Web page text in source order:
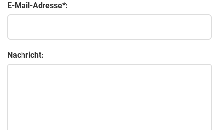
E-Mail-Adresse*:
Nachricht: